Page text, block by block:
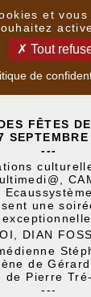
- le 09/09/
FÊTES
---
Ecaussystème
une
exceptionnelle
DIAN
de
de Pierre
---
et
Tout
de